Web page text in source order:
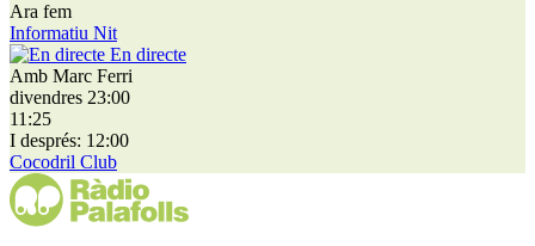
Ara fem
Informatiu Nit
En directe
Amb Marc Ferri
divendres 23:00
11:25
I després: 12:00
Cocodril Club